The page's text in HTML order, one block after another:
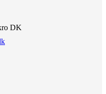
DK